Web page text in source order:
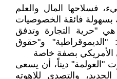
فسلاحها المال والعلم
بسهولة فائقة الخصوصيات
"حرية التجارة وتدفق
و"حقوق
الأمريكي بصفة خاصة
"العولمة" ديناً، أن يسعى
والتصدي للاهوته